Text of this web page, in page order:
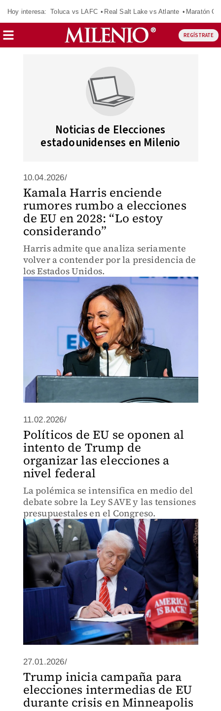
Hoy interesa: Toluca vs LAFC Real Salt Lake vs Atlante Maratón
REGÍSTRATE
Noticias de Elecciones
estadounidenses en Milenio
10.04.2026/
Kamala Harris enciende
rumores rumbo a elecciones
de EU en 2028: “Lo estoy
considerando”
Harris admite que analiza seriamente
volver a contender por la presidencia de
los Estados Unidos.
11.02.2026/
Políticos de EU se oponen al
intento de Trump de
organizar las elecciones a
nivel federal
La polémica se intensifica en medio del
debate sobre la Ley SAVE y las tensiones
presupuestales en el Congreso.
27.01.2026/
Trump inicia campaña para
elecciones intermedias de EU
durante crisis en Minneapolis